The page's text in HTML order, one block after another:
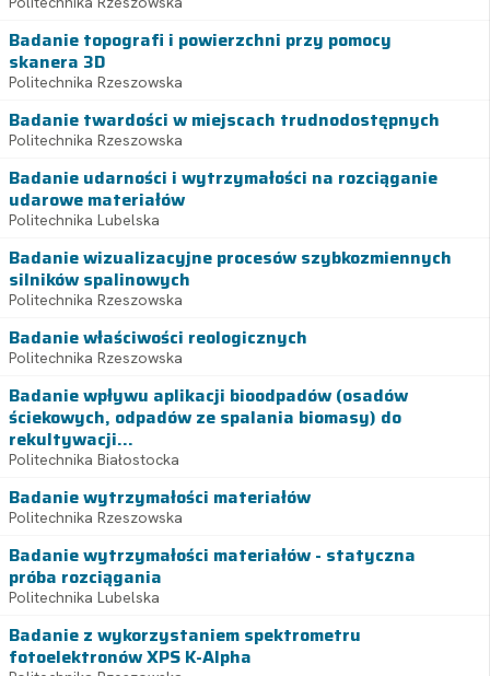
Badanie topografi i powierzchni przy pomocy
skanera 3D
Politechnika Rzeszowska
Badanie twardości w miejscach trudnodostępnych
Politechnika Rzeszowska
Badanie udarności i wytrzymałości na rozciąganie
udarowe materiałów
Politechnika Lubelska
Badanie wizualizacyjne procesów szybkozmiennych
silników spalinowych
Politechnika Rzeszowska
Badanie właściwości reologicznych
Politechnika Rzeszowska
Badanie wpływu aplikacji bioodpadów (osadów
ściekowych, odpadów ze spalania biomasy) do
rekultywacji...
Politechnika Białostocka
Badanie wytrzymałości materiałów
Politechnika Rzeszowska
Badanie wytrzymałości materiałów - statyczna
próba rozciągania
Politechnika Lubelska
Badanie z wykorzystaniem spektrometru
fotoelektronów XPS K-Alpha